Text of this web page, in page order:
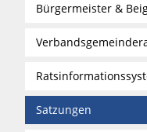
Bürgermeister &
Satzungen